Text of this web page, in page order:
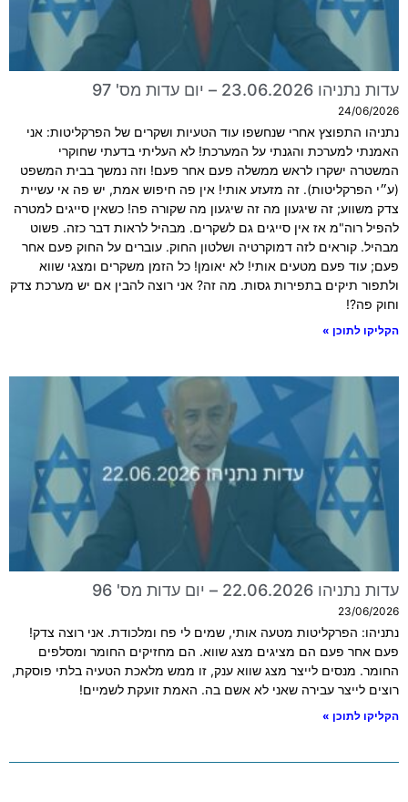
עדות נתניהו 23.06.2026 – יום עדות מס' 97
24/06/2026
נתניהו התפוצץ אחרי שנחשפו עוד הטעיות ושקרים של הפרקליטות: אני
האמנתי למערכת והגנתי על המערכת! לא העליתי בדעתי שחוקרי
המשטרה ישקרו לראש ממשלה פעם אחר פעם! וזה נמשך בבית המשפט
(ע״י הפרקליטות). זה מזעזע אותי! אין פה חיפוש אמת, יש פה אי עשיית
צדק משווע; זה שיגעון מה זה שיגעון מה שקורה פה! כשאין סייגים למטרה
להפיל רוה"מ אז אין סייגים גם לשקרים. מבהיל לראות דבר כזה. פשוט
מבהיל. קוראים לזה דמוקרטיה ושלטון החוק. עוברים על החוק פעם אחר
פעם; עוד פעם מטעים אותי! לא יאומן! כל הזמן משקרים ומצגי שווא
ולתפור תיקים בתפירות גסות. מה זה? אני רוצה להבין אם יש מערכת צדק
וחוק פה?!
הקליקו לתוכן »
עדות נתניהו 22.06.2026 – יום עדות מס' 96
23/06/2026
נתניהו: הפרקליטות מטעה אותי, שמים לי פח ומלכודת. אני רוצה צדק!
פעם אחר פעם הם מציגים מצג שווא. הם מחזיקים החומר ומסלפים
החומר. מנסים לייצר מצג שווא ענק, זו ממש מלאכת הטעיה בלתי פוסקת,
רוצים לייצר עבירה שאני לא אשם בה. האמת זועקת לשמיים!
הקליקו לתוכן »